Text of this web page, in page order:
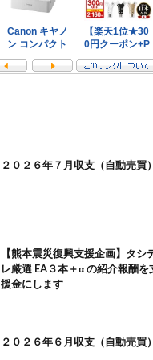
２０２６年７月収支（自動売買）
【熊本震災復興支援企画】タシ
レ厳選 EA３本＋α の紹介報酬を
援金にします
２０２６年６月収支（自動売買）